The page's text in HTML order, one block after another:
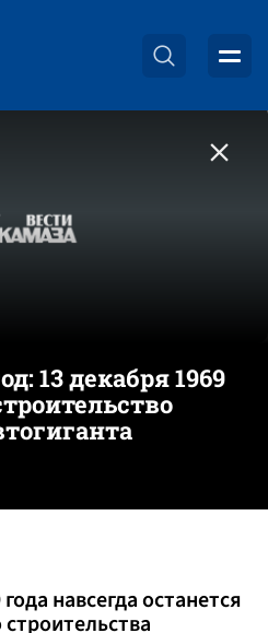
13 декабря 1969
навсегда останется